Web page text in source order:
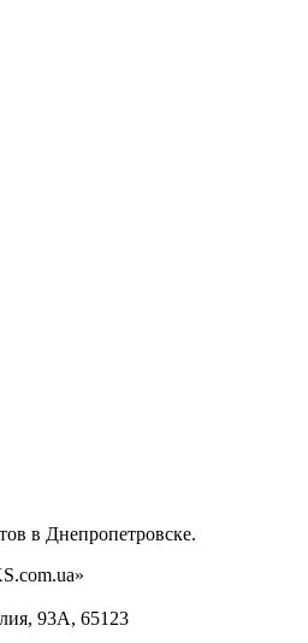
в Днепропетровске.
93А, 65123